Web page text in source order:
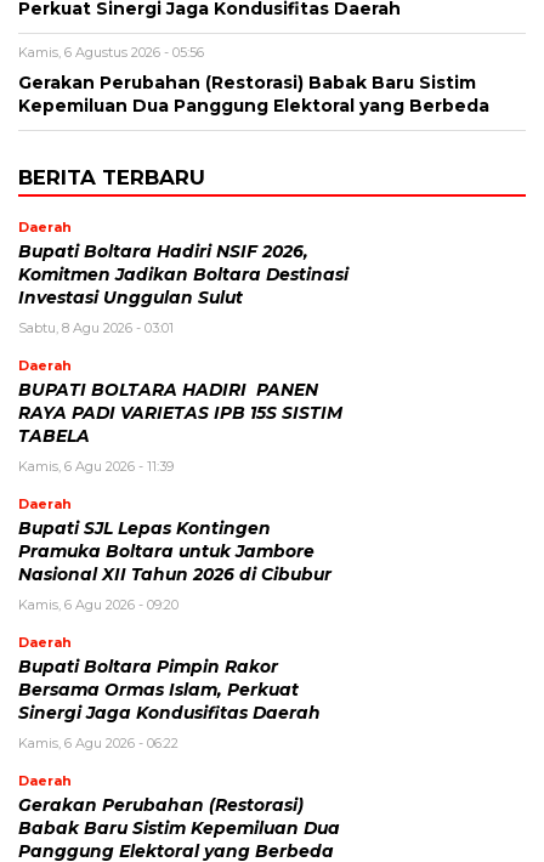
Perkuat Sinergi Jaga Kondusifitas Daerah
Kamis, 6 Agustus 2026 - 05:56
Gerakan Perubahan (Restorasi) Babak Baru Sistim
Kepemiluan Dua Panggung Elektoral yang Berbeda
BERITA TERBARU
Daerah
Bupati Boltara Hadiri NSIF 2026,
Komitmen Jadikan Boltara Destinasi
Investasi Unggulan Sulut
Sabtu, 8 Agu 2026 - 03:01
Daerah
BUPATI BOLTARA HADIRI PANEN
RAYA PADI VARIETAS IPB 15S SISTIM
TABELA
Kamis, 6 Agu 2026 - 11:39
Daerah
Bupati SJL Lepas Kontingen
Pramuka Boltara untuk Jambore
Nasional XII Tahun 2026 di Cibubur
Kamis, 6 Agu 2026 - 09:20
Daerah
Bupati Boltara Pimpin Rakor
Bersama Ormas Islam, Perkuat
Sinergi Jaga Kondusifitas Daerah
Kamis, 6 Agu 2026 - 06:22
Daerah
Gerakan Perubahan (Restorasi)
Babak Baru Sistim Kepemiluan Dua
Panggung Elektoral yang Berbeda